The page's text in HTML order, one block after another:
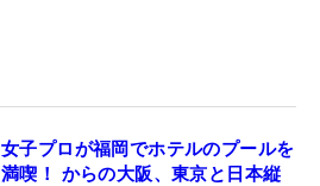
女子プロが福岡でホテルのプールを
満喫！ からの大阪、東京と日本縦